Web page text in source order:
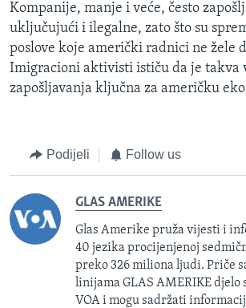
Kompanije, manje i veće, često
uključujući i ilegalne, zato što su
poslove koje američki radnici ne žele
Imigracioni aktivisti ističu da je takva
zapošljavanja ključna za američku
Podijeli Follow us
GLAS AMERIKE
Glas Amerike pruža vijesti i
40 jezika procijenjenoj
preko 326 miliona ljudi. Priče
linijama GLAS AMERIKE djelo
VOA i mogu sadržati